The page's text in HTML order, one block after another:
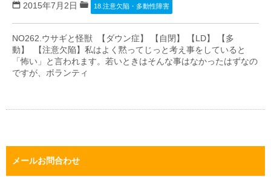
2015年7月2日 18.注意欠陥・多動性障害
NO262.ウサギと怪獣 【ダウン症】 【自閉】 【LD】 【多
動】 【注意欠陥】私はよく黙ってじっと考え事をしていると
「怖い」と言われます。若いときはそんな事はなかったはずなの
ですが、ボランティ
メールお問合わせ